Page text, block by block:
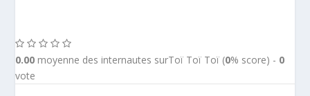
0.00 moyenne des internautes surToï Toï Toï (0% score) - 0
vote